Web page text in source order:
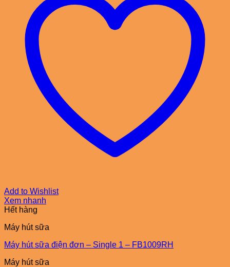
Add to Wishlist
Xem nhanh
Hết hàng
Máy hút sữa
Máy hút sữa điện đơn – Single 1 – FB1009RH
Máy hút sữa